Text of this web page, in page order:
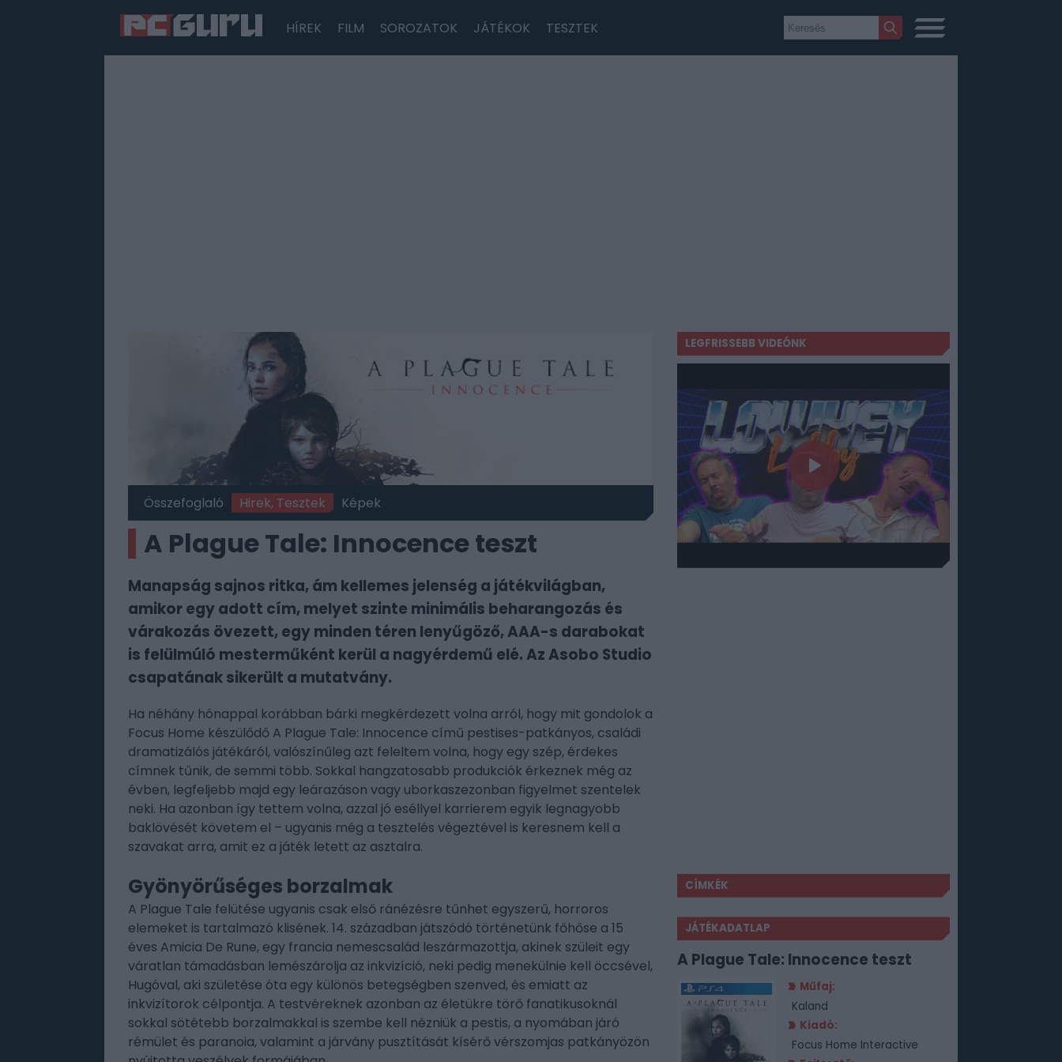
HÍREK FILM SOROZATOK JÁTÉKOK TESZTEK
Összefoglaló Hirek, Tesztek Képek
A Plague Tale: Innocence teszt
Manapság sajnos ritka, ám kellemes jelenség a játékvilágban,
amikor egy adott cím, melyet szinte minimális beharangozás és
várakozás övezett, egy minden téren lenyűgöző, AAA-s darabokat
is felülmúló mesterműként kerül a nagyérdemű elé. Az Asobo Studio
csapatának sikerült a mutatvány.
Ha néhány hónappal korábban bárki megkérdezett volna arról, hogy mit gondolok a
Focus Home készülődő A Plague Tale: Innocence című pestises-patkányos, családi
dramatizálós játékáról, valószínűleg azt feleltem volna, hogy egy szép, érdekes
címnek tűnik, de semmi több. Sokkal hangzatosabb produkciók érkeznek még az
évben, legfeljebb majd egy leárazáson vagy uborkaszezonban figyelmet szentelek
neki. Ha azonban így tettem volna, azzal jó eséllyel karrierem egyik legnagyobb
baklövését követem el – ugyanis még a tesztelés végeztével is keresnem kell a
szavakat arra, amit ez a játék letett az asztalra.
Gyönyörűséges borzalmak
A Plague Tale felütése ugyanis csak első ránézésre tűnhet egyszerű, horroros
elemeket is tartalmazó klisének. 14. században játszódó történetünk főhőse a 15
éves Amicia De Rune, egy francia nemescsalád leszármazottja, akinek szüleit egy
váratlan támadásban lemészárolja az inkvizíció, neki pedig menekülnie kell öccsével,
Hugóval, aki születése óta egy különös betegségben szenved, és emiatt az
inkvizítorok célpontja. A testvéreknek azonban az életükre törő fanatikusoknál
sokkal sötétebb borzalmakkal is szembe kell nézniük a pestis, a nyomában járó
rémület és paranoia, valamint a járvány pusztítását kísérő vérszomjas patkányözön
LEGFRISSEBB VIDEÓNK
CÍMKÉK
JÁTÉKADATLAP
A Plague Tale: Innocence teszt
Műfaj:
Kaland
Kiadó:
Focus Home Interactive